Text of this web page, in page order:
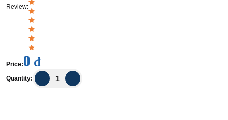
Review:
Price:0 đ
Quantity: